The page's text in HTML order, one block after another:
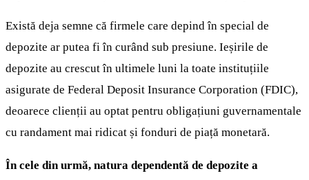
Există deja semne că firmele care depind în special de
depozite ar putea fi în curând sub presiune. Ieșirile de
depozite au crescut în ultimele luni la toate instituțiile
asigurate de Federal Deposit Insurance Corporation (FDIC),
deoarece clienții au optat pentru obligațiuni guvernamentale
cu randament mai ridicat și fonduri de piață monetară.
În cele din urmă, natura dependentă de depozite a